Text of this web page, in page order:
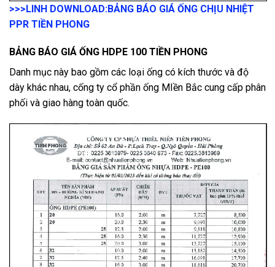
>>>LINH DOWNLOAD:BẢNG BÁO GIÁ ỐNG CHỊU NHIỆT
PPR TIỀN PHONG
BẢNG BÁO GIÁ ỐNG HDPE 100 TIỀN PHONG
Danh mục này bao gồm các loại ống có kích thước và độ
dày khác nhau, cống ty cổ phần ống MIền Bắc cung cấp phân
phối và giao hàng toàn quốc.